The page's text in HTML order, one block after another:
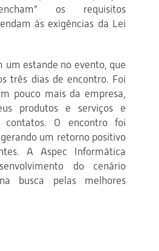
os requisitos
às exigências da Lei
um estande no evento, que
três dias de encontro. Foi
pouco mais da empresa,
produtos e serviços e
contatos. O encontro foi
um retorno positivo
A Aspec Informática
do cenário
busca pelas melhores